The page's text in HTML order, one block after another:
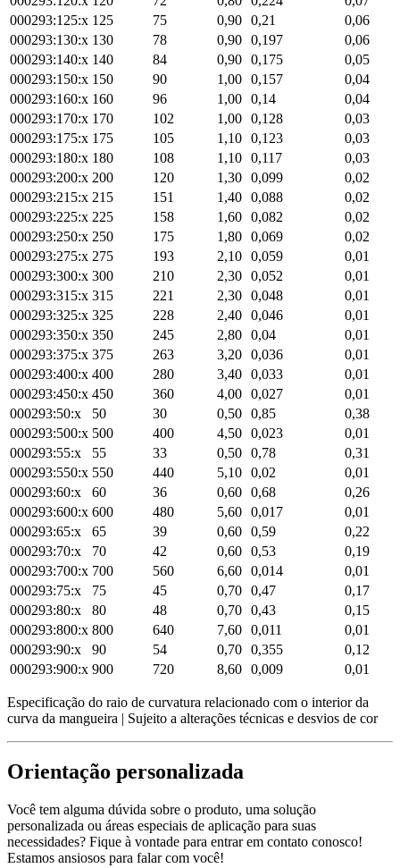
000293:125:x 125 75 0,90 0,21
0,06
000293:130:x 130 78 0,90 0,197
0,06
000293:140:x 140 84 0,90 0,175
0,05
000293:150:x 150 90 1,00 0,157
0,04
000293:160:x 160 96 1,00 0,14
0,04
000293:170:x 170 102 1,00 0,128
0,03
000293:175:x 175 105 1,10 0,123
0,03
000293:180:x 180 108 1,10 0,117
0,03
000293:200:x 200 120 1,30 0,099
0,02
000293:215:x 215 151 1,40 0,088
0,02
000293:225:x 225 158 1,60 0,082
0,02
000293:250:x 250 175 1,80 0,069
0,02
000293:275:x 275 193 2,10 0,059
0,01
000293:300:x 300 210 2,30 0,052
0,01
000293:315:x 315 221 2,30 0,048
0,01
000293:325:x 325 228 2,40 0,046
0,01
000293:350:x 350 245 2,80 0,04
0,01
000293:375:x 375 263 3,20 0,036
0,01
000293:400:x 400 280 3,40 0,033
0,01
000293:450:x 450 360 4,00 0,027
0,01
000293:50:x
50 30 0,50 0,85
0,38
000293:500:x 500 400 4,50 0,023
0,01
000293:55:x
55 33 0,50 0,78
0,31
000293:550:x 550 440 5,10 0,02
0,01
000293:60:x
60 36 0,60 0,68
0,26
000293:600:x 600 480 5,60 0,017
0,01
000293:65:x
65 39 0,60 0,59
0,22
000293:70:x
70 42 0,60 0,53
0,19
000293:700:x 700 560 6,60 0,014
0,01
000293:75:x
75 45 0,70 0,47
0,17
000293:80:x
80 48 0,70 0,43
0,15
000293:800:x 800 640 7,60 0,011
0,01
000293:90:x
90 54 0,70 0,355
0,12
000293:900:x 900 720 8,60 0,009 0,01
Especificação do raio de curvatura relacionado com o interior da
curva da mangueira | Sujeito a alterações técnicas e desvios de cor
Orientação personalizada
Você tem alguma dúvida sobre o produto, uma solução
personalizada ou áreas especiais de aplicação para suas
necessidades? Fique à vontade para entrar em contato conosco!
Estamos ansiosos para falar com você!